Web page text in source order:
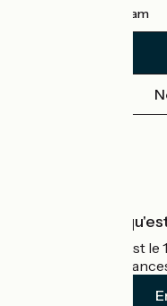
Instagram
Accueil Vélo
Accueil Vélo c'est
cyclistes en